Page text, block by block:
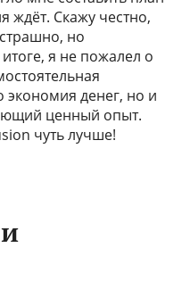
ждёт. Скажу честно,
но
я не пожалел о
экономия денег, но и
ценный опыт.
чуть лучше!